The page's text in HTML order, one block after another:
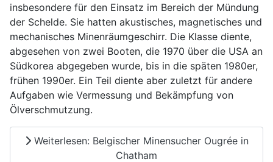
insbesondere für den Einsatz im Bereich der Mündung
der Schelde. Sie hatten akustisches, magnetisches und
mechanisches Minenräumgeschirr. Die Klasse diente,
abgesehen von zwei Booten, die 1970 über die USA an
Südkorea abgegeben wurde, bis in die späten 1980er,
frühen 1990er. Ein Teil diente aber zuletzt für andere
Aufgaben wie Vermessung und Bekämpfung von
Ölverschmutzung.
Weiterlesen: Belgischer Minensucher Ougrée in
Chatham